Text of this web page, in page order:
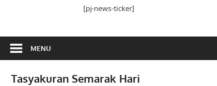
[pj-news-ticker]
MENU
Tasyakuran Semarak Hari